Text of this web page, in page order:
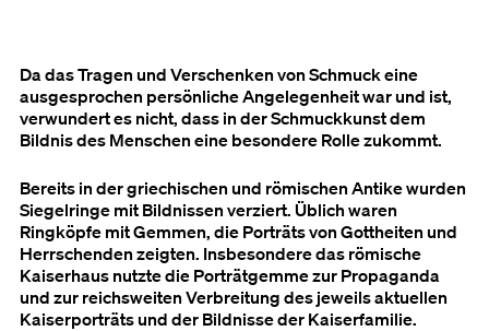
Da das Tragen und Verschenken von Schmuck eine
ausgesprochen persönliche Angelegenheit war und ist,
verwundert es nicht, dass in der Schmuckkunst dem
Bildnis des Menschen eine besondere Rolle zukommt.
Bereits in der griechischen und römischen Antike wurden
Siegelringe mit Bildnissen verziert. Üblich waren
Ringköpfe mit Gemmen, die Porträts von Gottheiten und
Herrschenden zeigten. Insbesondere das römische
Kaiserhaus nutzte die Porträtgemme zur Propaganda
und zur reichsweiten Verbreitung des jeweils aktuellen
Kaiserporträts und der Bildnisse der Kaiserfamilie.